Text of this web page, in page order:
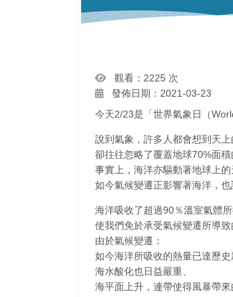
觀看：2225 次
發佈日期：2021-03-23
今天2/23是「世界氣象日（
說到氣象，許多人都會想到天上
卻往往忽略了覆蓋地球70%面積
事實上，海洋亦驅動著地球上
如今氣候變遷正影響著海洋，
海洋吸收了超過90％溫室氣體所
使我們免於承受氣候變遷所導致
由於氣候變遷：
如今海洋所吸收的熱量已達歷史
海水酸化也日益嚴重、
海平面上升，連帶使得風暴帶來